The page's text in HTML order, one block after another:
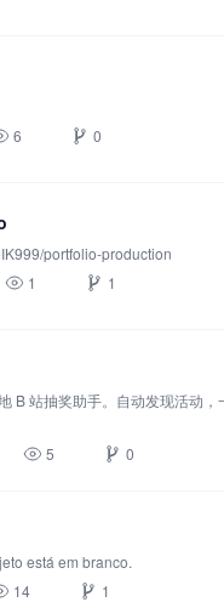
6 0
portfolio-production
1 1
B 站抽奖助手。自动发现活动
5 0
está em branco.
14 1